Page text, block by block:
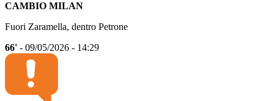
CAMBIO MILAN
Fuori Zaramella, dentro Petrone
66' - 09/05/2026 - 14:29